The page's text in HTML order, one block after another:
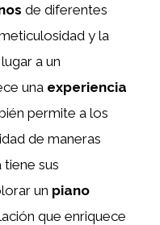
de diferentes
y la
a un
una experiencia
permite a los
de maneras
tiene sus
un piano
que enriquece